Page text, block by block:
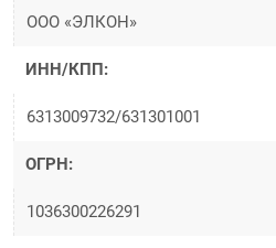
ООО «ЭЛКОН»
ИНН/КПП:
6313009732/631301001
ОГРН:
1036300226291